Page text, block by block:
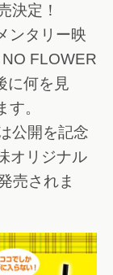
決定！
ンタリー映
FLOWER
に何を見
。
公開を記念
オリジナル
売されま